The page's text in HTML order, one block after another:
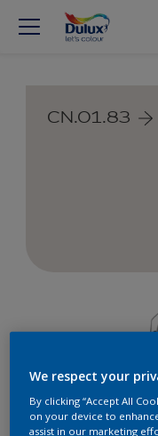
CN.01.83
Najít
We respect your
By clicking “Accept All
on your device to
assist in our marketing